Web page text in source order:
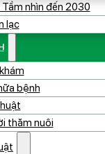
nhìn đến 2030
lạc
bệnh
thăm nuôi